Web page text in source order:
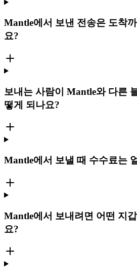
Mantle에서 보낸 전송은 도착
요?
보내는 사람이 Mantle와 다른
떻게 되나요?
Mantle에서 보낼 때 수수료는
Mantle에서 보내려면 어떤 지
요?